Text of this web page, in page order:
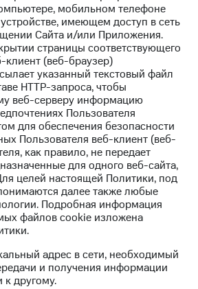
мобильном телефоне
имеющем доступ в сеть
Сайта и/или Приложения.
страницы соответствующего
клиент (веб-браузер)
указанный текстовый файл
HTTP-запроса, чтобы
веб-серверу информацию
Пользователя
для обеспечения безопасности
Пользователя веб-клиент (веб-
как правило, не передает
для одного веб-сайта,
целей настоящей Политики, под
далее также любые
Подробная информация
файлов cookie изложена
адрес в сети, необходимый
и получения информации
к другому.